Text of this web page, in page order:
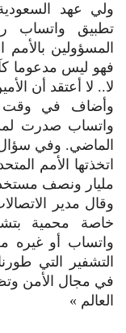
ولي عهد
تطبيق واتساب
المسؤولين
فهو ليس مدعوما
لا.. لا أعتقد أن
وأضاف في وقت
واتساب صدرت
الماضي. وفي
اتخذتها الأمم
مليار ونصف
وقال مدير
خاصة محمية
واتساب أو غيره
في مجال الأمن
العالم »